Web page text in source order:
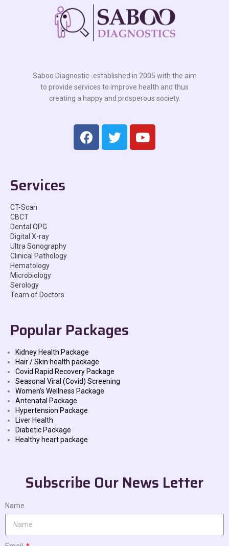
Saboo Diagnostic -established in 2005 with the aim
to provide services to improve health and thus
creating a happy and prosperous society.
Services
CT-Scan
CBCT
Dental OPG
Digital X-ray
Ultra Sonography
Clinical Pathology
Hematology
Microbiology
Serology
Team of Doctors
Popular Packages
Kidney Health Package
Hair / Skin health package
Covid Rapid Recovery Package
Seasonal Viral (Covid) Screening
Women’s Wellness Package
Antenatal Package
Hypertension Package
Liver Health
Diabetic Package
Healthy heart package
Subscribe Our News Letter
Name